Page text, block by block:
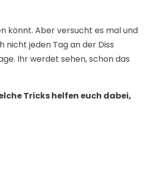
könnt. Aber versucht es mal und
nicht jeden Tag an der Diss
Ihr werdet sehen, schon das
Tricks helfen euch dabei,